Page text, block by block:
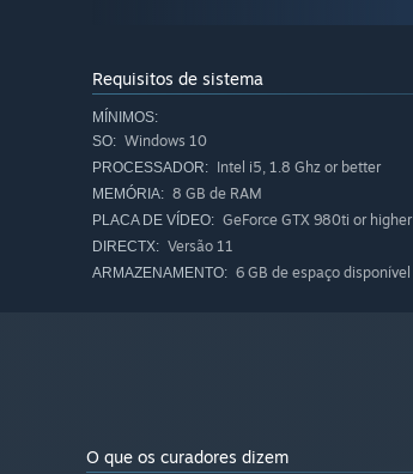
Requisitos de sistema
MÍNIMOS:
SO: Windows 10
PROCESSADOR: Intel i5, 1.8 Ghz or better
MEMÓRIA: 8 GB de RAM
PLACA DE VÍDEO: GeForce GTX 980ti or higher
DIRECTX: Versão 11
ARMAZENAMENTO: 6 GB de espaço disponível
O que os curadores dizem